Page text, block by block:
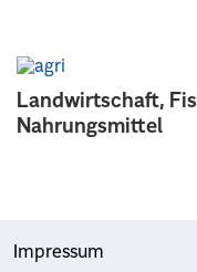
Landwirtschaft,
Nahrungsmittel
Impressum